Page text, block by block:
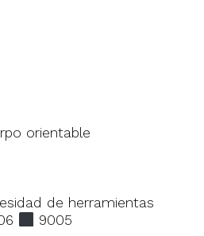
orientable
de herramientas
9005